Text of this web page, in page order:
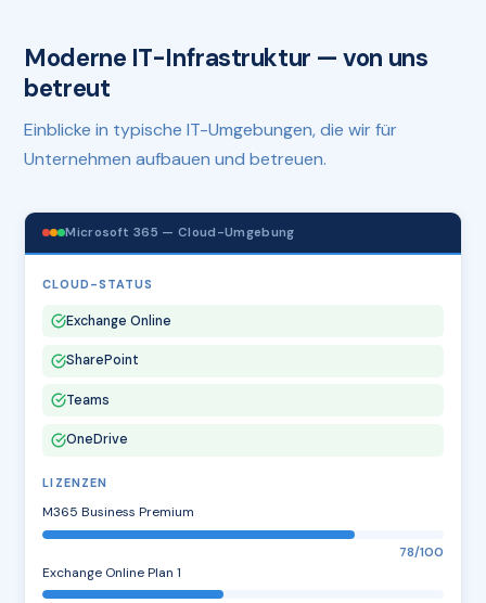
Moderne IT-Infrastruktur — von uns
betreut
Einblicke in typische IT-Umgebungen, die wir für
Unternehmen aufbauen und betreuen.
Microsoft 365 — Cloud-Umgebung
CLOUD-STATUS
Exchange Online
SharePoint
Teams
OneDrive
LIZENZEN
M365 Business Premium
78/100
Exchange Online Plan 1